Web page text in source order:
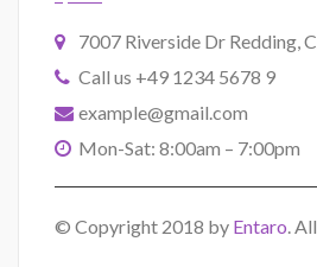
7007 Riverside Dr Redding,
Call us +49 1234 5678 9
example@gmail.com
Mon-Sat: 8:00am – 7:00pm
© Copyright 2018 by Entaro.